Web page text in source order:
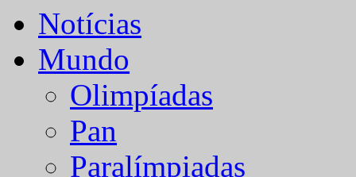
Notícias
Mundo
Olimpíadas
Pan
Paralímpiadas